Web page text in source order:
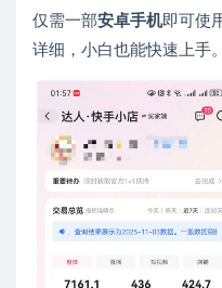
仅需一部安卓手机即可使
详细，小白也能快速上手。